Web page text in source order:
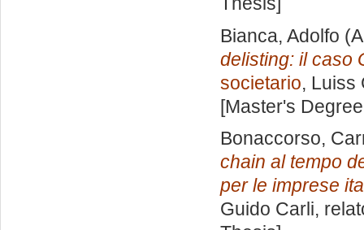
Bianca, Adolfo
delisting: il caso
societario, Luiss
[Master's
Bonaccorso,
chain al tempo
per le imprese
Guido Carli,